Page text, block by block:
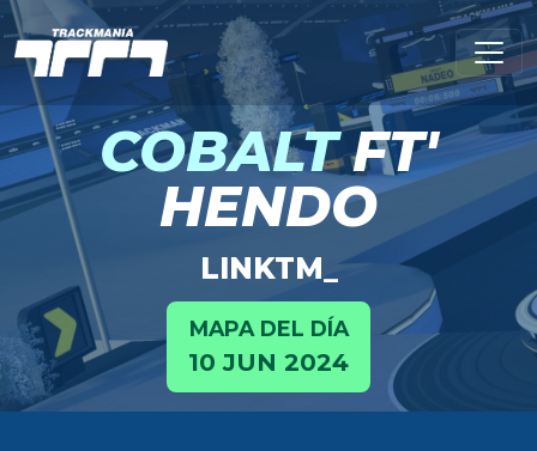
COBALTFT'
HENDO
LINKTM_
MAPA DEL DÍA
10 JUN 2024